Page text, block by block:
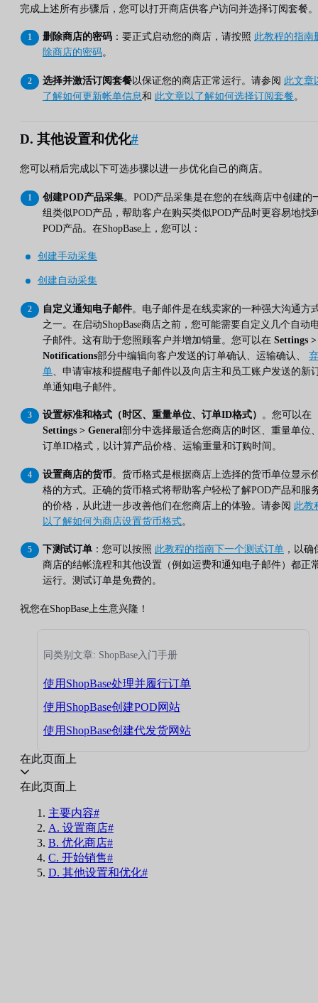
完成上述所有步骤后，您可以打开商店供客户访问并选择订阅套餐。
删除商店的密码 ：要正式启动您的商店，请按照 此教程的指南
除商店的密码。
选择并激活订阅套餐以保证您的商店正常运行。请参阅 此文章
了解如何更新帐单信息和 此文章以了解如何选择订阅套餐 。
D. 其他设置和优化#
您可以稍后完成以下可选步骤以进一步优化自己的商店。
创建POD产品采集。POD产品采集是在您的在线商店中创建的
组类似POD产品，帮助客户在购买类似POD产品时更容易地找
POD产品。在ShopBase上，您可以：
创建手动采集
创建自动采集
自定义通知电子邮件。电子邮件是在线卖家的一种强大沟通方
之一。在启动ShopBase商店之前，您可能需要自定义几个自动
子邮件。这有助于您照顾客户并增加销量。您可以在 Settings >
Notifications部分中编辑向客户发送的订单确认、运输确认、 弃
单 、申请审核和提醒电子邮件以及向店主和员工账户发送的新
单通知电子邮件。
设置标准和格式（时区、重量单位、订单ID格式） 。您可以在
Settings > General部分中选择最适合您商店的时区、重量单位
订单ID格式，以计算产品价格、运输重量和订购时间。
设置商店的货币 。货币格式是根据商店上选择的货币单位显示
格的方式。正确的货币格式将帮助客户轻松了解POD产品和服
的价格，从此进一步改善他们在您商店上的体验。请参阅 此教
以了解如何为商店设置货币格式。
下测试订单 ：您可以按照 此教程的指南下一个测试订单 ，以确
商店的结帐流程和其他设置（例如运费和通知电子邮件）都正
运行。测试订单是免费的。
祝您在ShopBase上生意兴隆！
同类别文章: ShopBase入门手册
使用ShopBase处理并履行订单
使用ShopBase创建POD网站
使用ShopBase创建代发货网站
在此页面上
在此页面上
主要内容#
A. 设置商店#
B. 优化商店#
C. 开始销售#
D. 其他设置和优化#